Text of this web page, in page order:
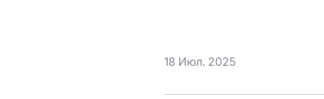
18 Июл. 2025